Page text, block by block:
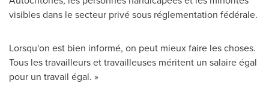
visibles dans le secteur privé sous réglementation fédérale.
Lorsqu'on est bien informé, on peut mieux faire les choses.
Tous les travailleurs et travailleuses méritent un salaire égal
pour un travail égal. »